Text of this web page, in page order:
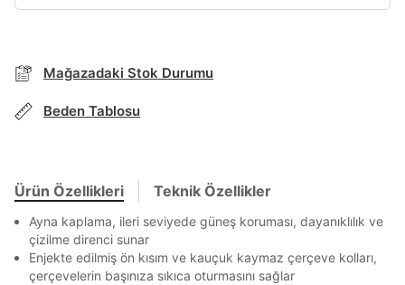
TAKSİT SEÇENEKLERİ
Banka Kart Taksit
İşbankası Maximum 6
Mağazadaki Stok Durumu
Beden Tablosu
Ürün Özellikleri Teknik Özellikler
Ayna kaplama, ileri seviyede güneş koruması, dayanıklılık ve
çizilme direnci sunar
Enjekte edilmiş ön kısım ve kauçuk kaymaz çerçeve kolları,
çerçevelerin başınıza sıkıca oturmasını sağlar
Mağazada Bul
BEDEN TABLOSU
Stok Bildirimi
Term Of Use
Siparişinizin durumu hakkında bilgi alabilmek için
aşağıdaki bilgileri giriniz.
E-posta Adresi *
E-posta Adresi*
En az 8 karakter
Bir küçük harf karakter
Bir rakam
En az 1 özel karakter